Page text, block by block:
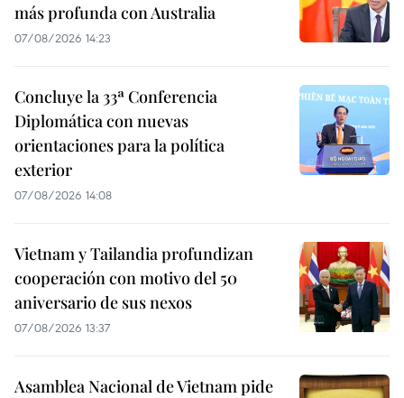
más profunda con Australia
07/08/2026 14:23
Concluye la 33ª Conferencia
Diplomática con nuevas
orientaciones para la política
exterior
07/08/2026 14:08
Vietnam y Tailandia profundizan
cooperación con motivo del 50
aniversario de sus nexos
07/08/2026 13:37
Asamblea Nacional de Vietnam pide